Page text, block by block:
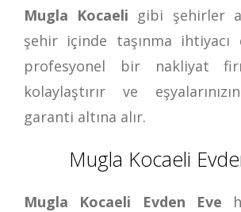
Mugla Kocaeli gibi şehirler
şehir içinde taşınma ihtiyacı
profesyonel bir nakliyat
kolaylaştırır ve
garanti altına alır.
Mugla Kocaeli
Mugla Kocaeli Evden Eve